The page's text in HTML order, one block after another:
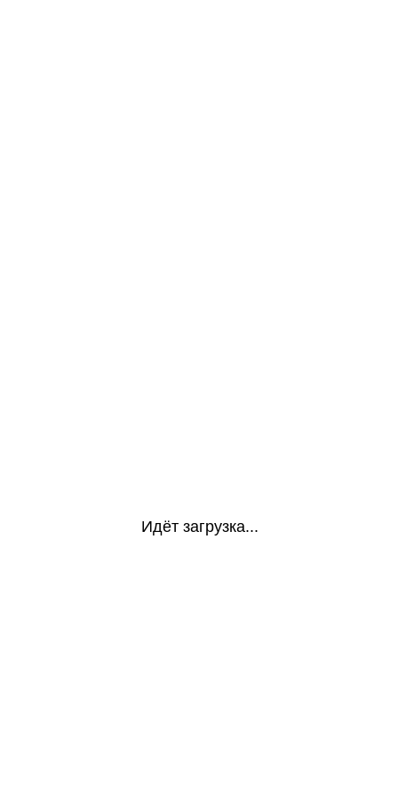
Идёт загрузка...